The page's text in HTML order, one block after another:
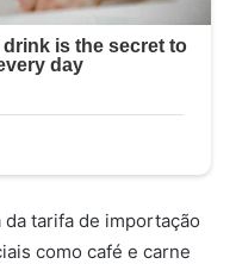
tarifa de importação
como café e carne